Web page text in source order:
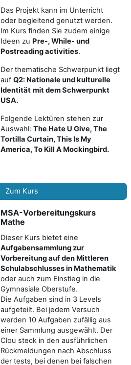
Das Projekt kann im Unterricht
oder begleitend genutzt werden.
Im Kurs finden Sie zudem einige
Ideen zu Pre-, While- und
Postreading activities.
Der thematische Schwerpunkt liegt
auf Q2: Nationale und kulturelle
Identität mit dem Schwerpunkt
USA.
Folgende Lektüren stehen zur
Auswahl: The Hate U Give, The
Tortilla Curtain, This Is My
America, To Kill A Mockingbird.
Zum Kurs
MSA-Vorbereitungskurs
Mathe
Dieser Kurs bietet eine
Aufgabensammlung zur
Vorbereitung auf den Mittleren
Schulabschlusses in Mathematik
oder auch zum Einstieg in die
Gymnasiale Oberstufe.
Die Aufgaben sind in 3 Levels
aufgeteilt. Bei jedem Versuch
werden 10 Aufgaben zufällig aus
einer Sammlung ausgewählt. Der
Clou steck in den ausführlichen
Rückmeldungen nach Abschluss
der tests, bei denen bei falschen